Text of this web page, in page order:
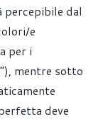
percepibile dal
e
per i
mentre sotto
deve